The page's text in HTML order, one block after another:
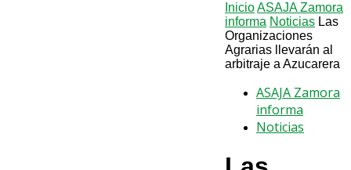
InicioASAJA Zamora
informa Noticias Las
Organizaciones
Agrarias llevarán al
arbitraje a Azucarera
ASAJA Zamora
informa
Noticias